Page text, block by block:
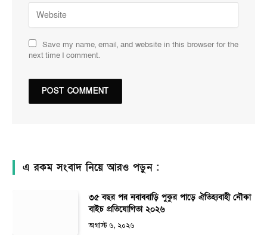
Save my name, email, and website in this browser for the
next time I comment.
এ রকম সংবাদ নিয়ে আরও পড়ুন :
৩৫ বছর পর নবাববাড়ি পুকুর পাড়ে ঐতিহ্যবাহী নৌকা
বাইচ প্রতিযোগিতা ২০২৬
অগাস্ট ৬, ২০২৬